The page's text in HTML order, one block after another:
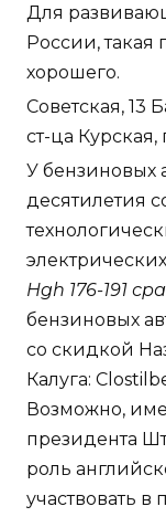
Для
России, такая
хорошего.
Советская, 13
ст-ца Курская,
У бензиновых
десятилетия
Hgh 176-191
бензиновых
со скидкой
Калуга:
Возможно,
президента
роль
участвовать